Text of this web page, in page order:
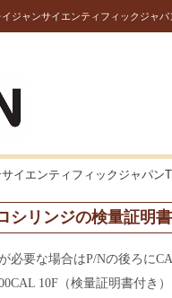
ジャンサイエンティフィックジャ
サイエンティフィックジャパン
シリンジの検量証明書
必要な場合はP/Nの後ろに
10F（検量証明書付き）